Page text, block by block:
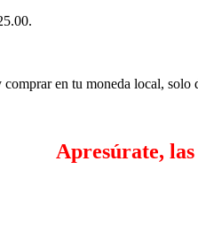
en tu moneda local, solo
Apresúrate,